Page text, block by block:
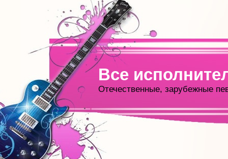
Все
Отечественные, зарубежные